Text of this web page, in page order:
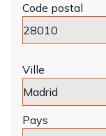
Code postal
Ville
Pays